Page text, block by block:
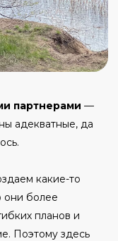
партнерами —
адекватные, да
какие-то
они более
планов и
Поэтому здесь